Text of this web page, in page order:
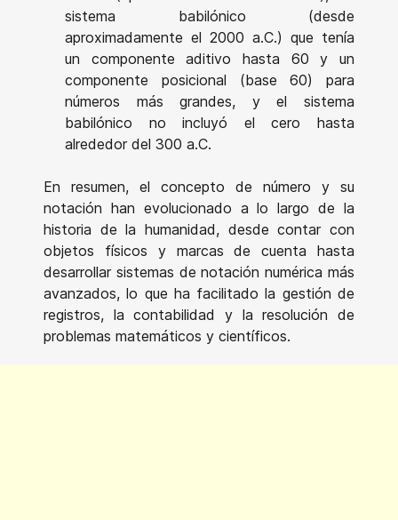
sistema babilónico (desde
aproximadamente el 2000 a.C.) que tenía
un componente aditivo hasta 60 y un
componente posicional (base 60) para
números más grandes, y el sistema
babilónico no incluyó el cero hasta
alrededor del 300 a.C.
En resumen, el concepto de número y su
notación han evolucionado a lo largo de la
historia de la humanidad, desde contar con
objetos físicos y marcas de cuenta hasta
desarrollar sistemas de notación numérica más
avanzados, lo que ha facilitado la gestión de
registros, la contabilidad y la resolución de
problemas matemáticos y científicos.